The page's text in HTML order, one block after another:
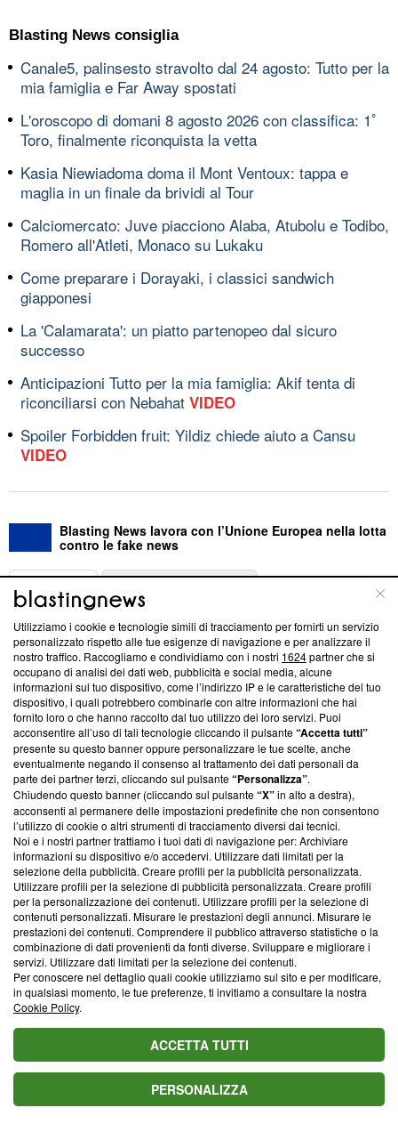
Blasting News consiglia
Canale5, palinsesto stravolto dal 24 agosto: Tutto per la
mia famiglia e Far Away spostati
L'oroscopo di domani 8 agosto 2026 con classifica: 1ﾟ
Toro, finalmente riconquista la vetta
Kasia Niewiadoma doma il Mont Ventoux: tappa e
maglia in un finale da brividi al Tour
Calciomercato: Juve piacciono Alaba, Atubolu e Todibo,
Romero all'Atleti, Monaco su Lukaku
Come preparare i Dorayaki, i classici sandwich
giapponesi
La 'Calamarata': un piatto partenopeo dal sicuro
successo
Anticipazioni Tutto per la mia famiglia: Akif tenta di
riconciliarsi con Nebahat VIDEO
Spoiler Forbidden fruit: Yildiz chiede aiuto a Cansu
VIDEO
Blasting News lavora con l’Unione Europea nella lotta
contro le fake news
ABOUT
Questa sezione offre informazioni trasparenti su Blasting
News, sui nostri processi editoriali e su come ci impegniamo a
creare news di qualità. Inoltre, afferma la nostra aderenza a
‘Trust Project - News with Integrity’Blasting News non è
ancora membro del programma, ma ha richiesto di farne
parte; Trust Project non ha ancora effettuato una verifica di
conformità agli standard.
Su di noi
Team editoriale
Corporate
Redazione
Informativa Privacy
Cookie Policy
Blasting SA, IDI CHE-247.845.224, Via Carlo Frasca, 3 - 6900
Lugano (Svizzera) Tel:+39 0690258937
© 2026 Blasting News
Utilizziamo i cookie e tecnologie simili di tracciamento per fornirti un servizio
personalizzato rispetto alle tue esigenze di navigazione e per analizzare il
nostro traffico. Raccogliamo e condividiamo con i nostri 1624partner che si
occupano di analisi dei dati web, pubblicità e social media, alcune
informazioni sul tuo dispositivo, come l’indirizzo IP e le caratteristiche del tuo
dispositivo, i quali potrebbero combinarle con altre informazioni che hai
fornito loro o che hanno raccolto dal tuo utilizzo dei loro servizi. Puoi
acconsentire all’uso di tali tecnologie cliccando il pulsante“Accetta tutti”
presente su questo banner oppure personalizzare le tue scelte, anche
eventualmente negando il consenso al trattamento dei dati personali da
parte dei partner terzi, cliccando sul pulsante“Personalizza”.
Chiudendo questo banner (cliccando sul pulsante“X”in alto a destra),
acconsenti al permanere delle impostazioni predefinite che non consentono
l’utilizzo di cookie o altri strumenti di tracciamento diversi dai tecnici.
Noi e i nostri partner trattiamo i tuoi dati di navigazione per: Archiviare
informazioni su dispositivo e/o accedervi. Utilizzare dati limitati per la
selezione della pubblicità. Creare profili per la pubblicità personalizzata.
Utilizzare profili per la selezione di pubblicità personalizzata. Creare profili
per la personalizzazione dei contenuti. Utilizzare profili per la selezione di
contenuti personalizzati. Misurare le prestazioni degli annunci. Misurare le
prestazioni dei contenuti. Comprendere il pubblico attraverso statistiche o la
combinazione di dati provenienti da fonti diverse. Sviluppare e migliorare i
servizi. Utilizzare dati limitati per la selezione dei contenuti.
Per conoscere nel dettaglio quali cookie utilizziamo sul sito e per modificare,
in qualsiasi momento, le tue preferenze, ti invitiamo a consultare la nostra
Cookie Policy.
ACCETTA TUTTI
PERSONALIZZA